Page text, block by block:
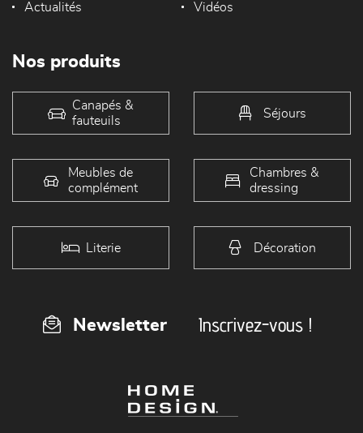
Actualités Vidéos
Nos produits
Canapés &
fauteuils
Séjours
Meubles de
complément
Chambres &
dressing
Literie Décoration
Newsletter Inscrivez-vous !